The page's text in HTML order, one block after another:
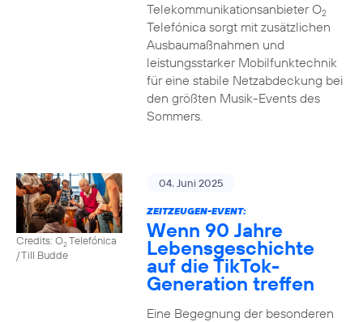
Telekommunikationsanbieter O2
Telefónica sorgt mit zusätzlichen
Ausbaumaßnahmen und
leistungsstarker Mobilfunktechnik
für eine stabile Netzabdeckung bei
den größten Musik-Events des
Sommers.
Credits: O2Telefónica
/ Till Budde
04. Juni 2025
ZEITZEUGEN-EVENT:
Wenn 90 Jahre
Lebensgeschichte
auf die TikTok-
Generation treffen
Eine Begegnung der besonderen